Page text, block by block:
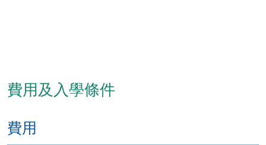
費用及入學條件
費用